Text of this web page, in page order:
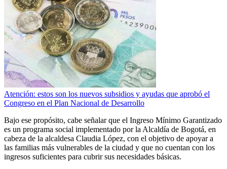
Atención: estos son los nuevos subsidios y ayudas que aprobó el
Congreso en el Plan Nacional de Desarrollo
Bajo ese propósito, cabe señalar que el Ingreso Mínimo Garantizado
es un programa social implementado por la Alcaldía de Bogotá, en
cabeza de la alcaldesa Claudia López, con el objetivo de apoyar a
las familias más vulnerables de la ciudad y que no cuentan con los
ingresos suficientes para cubrir sus necesidades básicas.